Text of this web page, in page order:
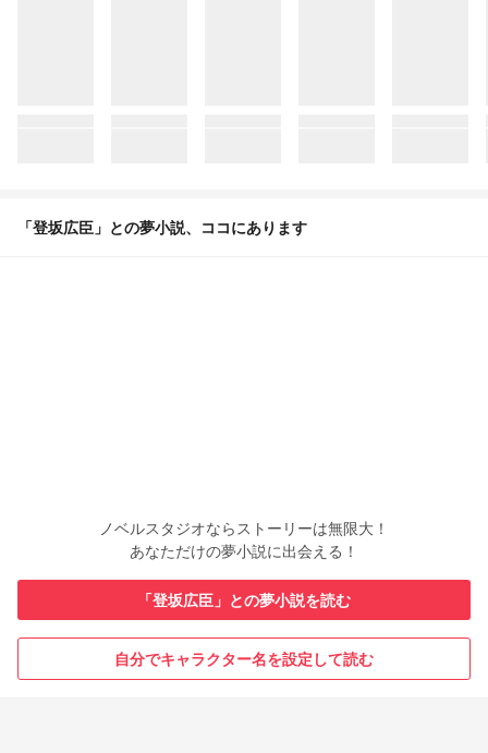
「登坂広臣」との夢小説、ココにあります
ノベルスタジオならストーリーは無限大！
あなただけの夢小説に出会える！
「登坂広臣」との夢小説を読む
自分でキャラクター名を設定して読む